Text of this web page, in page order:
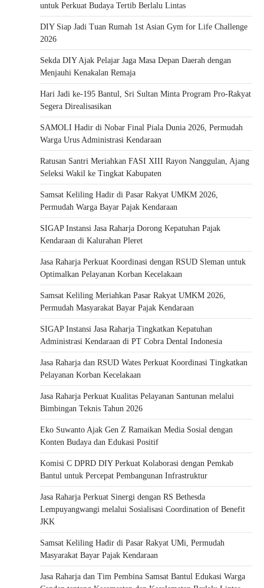
untuk Perkuat Budaya Tertib Berlalu Lintas
DIY Siap Jadi Tuan Rumah 1st Asian Gym for Life Challenge
2026
Sekda DIY Ajak Pelajar Jaga Masa Depan Daerah dengan
Menjauhi Kenakalan Remaja
Hari Jadi ke-195 Bantul, Sri Sultan Minta Program Pro-Rakyat
Segera Direalisasikan
SAMOLI Hadir di Nobar Final Piala Dunia 2026, Permudah
Warga Urus Administrasi Kendaraan
Ratusan Santri Meriahkan FASI XIII Rayon Nanggulan, Ajang
Seleksi Wakil ke Tingkat Kabupaten
Samsat Keliling Hadir di Pasar Rakyat UMKM 2026,
Permudah Warga Bayar Pajak Kendaraan
SIGAP Instansi Jasa Raharja Dorong Kepatuhan Pajak
Kendaraan di Kalurahan Pleret
Jasa Raharja Perkuat Koordinasi dengan RSUD Sleman untuk
Optimalkan Pelayanan Korban Kecelakaan
Samsat Keliling Meriahkan Pasar Rakyat UMKM 2026,
Permudah Masyarakat Bayar Pajak Kendaraan
SIGAP Instansi Jasa Raharja Tingkatkan Kepatuhan
Administrasi Kendaraan di PT Cobra Dental Indonesia
Jasa Raharja dan RSUD Wates Perkuat Koordinasi Tingkatkan
Pelayanan Korban Kecelakaan
Jasa Raharja Perkuat Kualitas Pelayanan Santunan melalui
Bimbingan Teknis Tahun 2026
Eko Suwanto Ajak Gen Z Ramaikan Media Sosial dengan
Konten Budaya dan Edukasi Positif
Komisi C DPRD DIY Perkuat Kolaborasi dengan Pemkab
Bantul untuk Percepat Pembangunan Infrastruktur
Jasa Raharja Perkuat Sinergi dengan RS Bethesda
Lempuyangwangi melalui Sosialisasi Coordination of Benefit
JKK
Samsat Keliling Hadir di Pasar Rakyat UMi, Permudah
Masyarakat Bayar Pajak Kendaraan
Jasa Raharja dan Tim Pembina Samsat Bantul Edukasi Warga